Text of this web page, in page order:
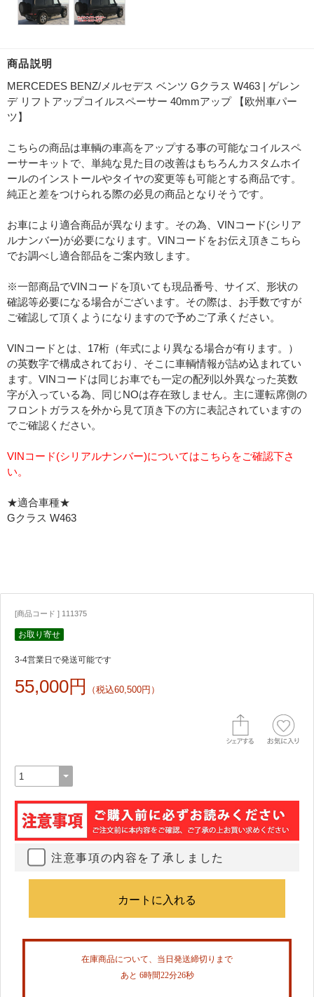
商品説明
MERCEDES BENZ/メルセデス ベンツ Gクラス W463 | ゲレン
デ リフトアップコイルスペーサー 40mmアップ 【欧州車パー
ツ】
こちらの商品は車輌の車高をアップする事の可能なコイルスペ
ーサーキットで、単純な見た目の改善はもちろんカスタムホイ
ールのインストールやタイヤの変更等も可能とする商品です。
純正と差をつけられる際の必見の商品となりそうです。
お車により適合商品が異なります。その為、VINコード(シリア
ルナンバー)が必要になります。VINコードをお伝え頂きこちら
でお調べし適合部品をご案内致します。
※一部商品でVINコードを頂いても現品番号、サイズ、形状の
確認等必要になる場合がございます。その際は、お手数ですが
ご確認して頂くようになりますので予めご了承ください。
VINコードとは、17桁（年式により異なる場合が有ります。）
の英数字で構成されており、そこに車輌情報が詰め込まれてい
ます。VINコードは同じお車でも一定の配列以外異なった英数
字が入っている為、同じNOは存在致しません。主に運転席側の
フロントガラスを外から見て頂き下の方に表記されていますの
でご確認ください。
VINコード(シリアルナンバー)についてはこちらをご確認下さ
い。
★適合車種★
Gクラス W463
[商品コード ] 111375
お取り寄せ
3-4営業日で発送可能です
55,000円 （税込60,500円）
注意事項の内容を了承しました
在庫商品について、当日発送締切りまで
あと 6時間22分26秒